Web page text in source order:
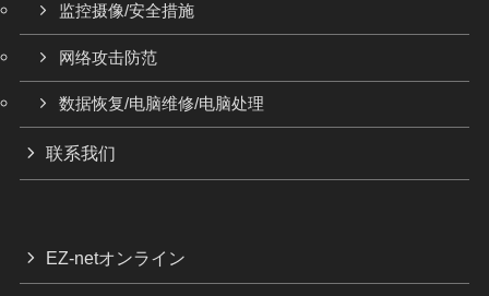
监控摄像/安全措施
网络攻击防范
数据恢复/电脑维修/电脑处理
联系我们
EZ-netオンライン